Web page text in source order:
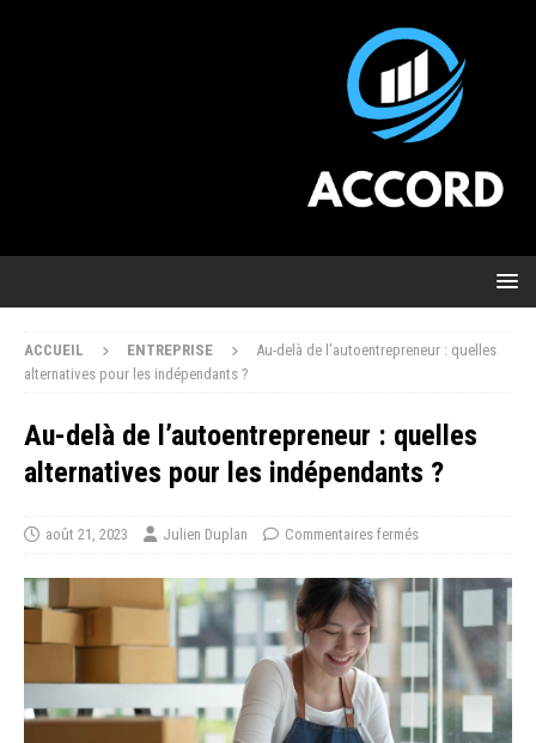
ACCUEIL ENTREPRISE
Au-delà de l’autoentrepreneur : quelles
alternatives pour les indépendants ?
Au-delà de l’autoentrepreneur : quelles
alternatives pour les indépendants ?
août 21, 2023 Julien Duplan Commentaires fermés